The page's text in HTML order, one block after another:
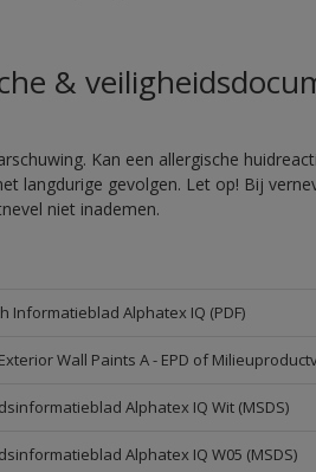
&
Kan een allergische
langdurige gevolgen. Let op! Bij
niet inademen.
Informatieblad Alphatex IQ (PDF)
Wall Paints A - EPD of
Alphatex IQ Wit (MSDS)
Alphatex IQ W05 (MSDS)